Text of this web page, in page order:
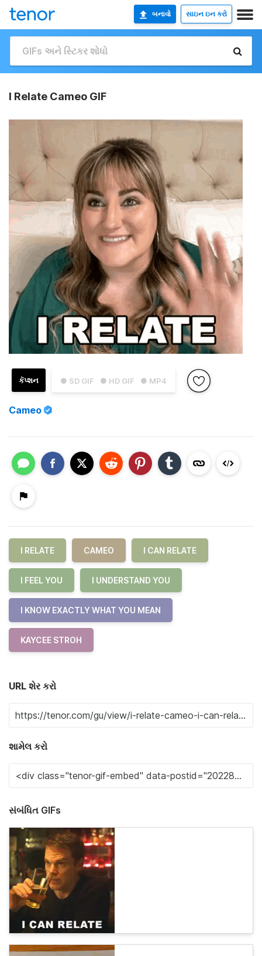
બનાવો સાઇન ઇન કરો
I Relate Cameo GIF
● SD GIF ● HD GIF ● MP4
કૅપ્શન
Cameo
I RELATE CAMEO I CAN RELATE
I FEEL YOU I UNDERSTAND YOU
I KNOW EXACTLY WHAT YOU MEAN
KAYCEE STROH
URL શેર કરો
શામેલ કરો
સંબંધિત GIFs